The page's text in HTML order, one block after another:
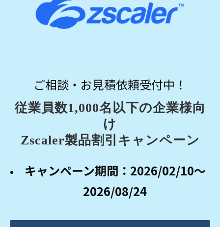
ご相談・お見積依頼受付中！
従業員数1,000名以下の企業様向
け
Zscaler製品割引キャンペーン
キャンペーン期間：2026/02/10～
2026/08/24